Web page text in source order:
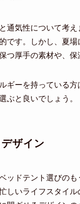
通気性について考
です。しかし、夏
つ厚手の素材や、保
ギーを持っている
ぶと良いでしょう。
ザイン
ッドテント選びの
しいライフスタイ